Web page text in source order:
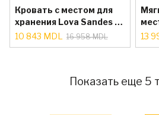
Кровать с местом для
хранения Lova Sandes из
ДСП с мягким
изголовьем GK2125
10 843 MDL 16 958 MDL 13
Показать еще 5